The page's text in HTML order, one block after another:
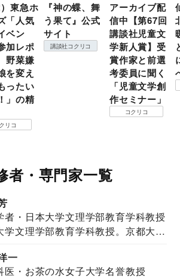
）東急ホ
「人気
ベン
加レポ
菜嫌
を変え
ったい
」の精
リコ
『神の蝶、舞
う果て』公式
サイト
講談社コクリコ
アーカイブ配
信中【第67回
講談社児童文
学新人賞】受
賞作家と前選
考委員に聞く
「児童文学創
作セミナー」
コクリコ
者・専門家一覧
者・日本大学文理学部教育学科教授
学文理学部教育学科教授。京都大学
一
医・お茶の水女子大学名誉教授